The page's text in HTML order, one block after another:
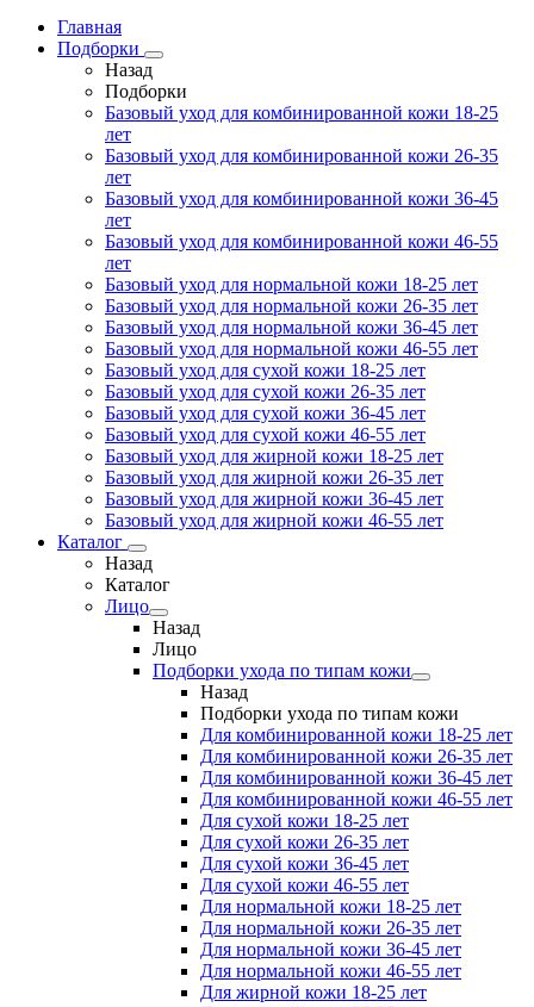
Главная
Подборки
Назад
Подборки
Базовый уход для комбинированной кожи 18-25
лет
Базовый уход для комбинированной кожи 26-35
лет
Базовый уход для комбинированной кожи 36-45
лет
Базовый уход для комбинированной кожи 46-55
лет
Базовый уход для нормальной кожи 18-25 лет
Базовый уход для нормальной кожи 26-35 лет
Базовый уход для нормальной кожи 36-45 лет
Базовый уход для нормальной кожи 46-55 лет
Базовый уход для сухой кожи 18-25 лет
Базовый уход для сухой кожи 26-35 лет
Базовый уход для сухой кожи 36-45 лет
Базовый уход для сухой кожи 46-55 лет
Базовый уход для жирной кожи 18-25 лет
Базовый уход для жирной кожи 26-35 лет
Базовый уход для жирной кожи 36-45 лет
Базовый уход для жирной кожи 46-55 лет
Каталог
Назад
Каталог
Лицо
Назад
Лицо
Подборки ухода по типам кожи
Назад
Подборки ухода по типам кожи
Для комбинированной кожи 18-25 лет
Для комбинированной кожи 26-35 лет
Для комбинированной кожи 36-45 лет
Для комбинированной кожи 46-55 лет
Для сухой кожи 18-25 лет
Для сухой кожи 26-35 лет
Для сухой кожи 36-45 лет
Для сухой кожи 46-55 лет
Для нормальной кожи 18-25 лет
Для нормальной кожи 26-35 лет
Для нормальной кожи 36-45 лет
Для нормальной кожи 46-55 лет
Для жирной кожи 18-25 лет